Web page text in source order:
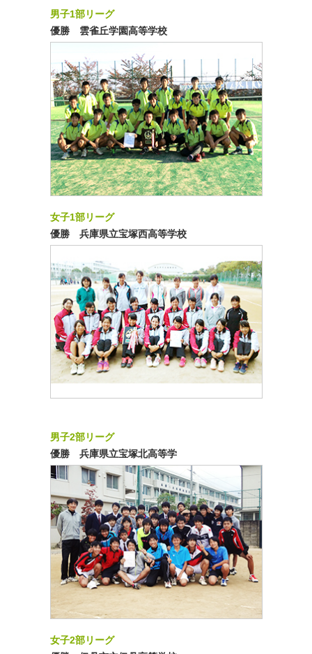
男子1部リーグ
優勝 雲雀丘学園高等学校
女子1部リーグ
優勝 兵庫県立宝塚西高等学校
男子2部リーグ
優勝 兵庫県立宝塚北高等学
女子2部リーグ